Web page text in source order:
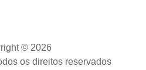
© 2026
os direitos reservados